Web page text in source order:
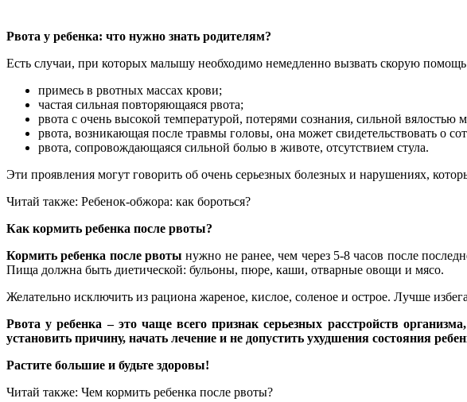
Рвота у ребенка: что нужно знать родителям?
Есть случаи, при которых малышу необходимо немедленно вызвать скорую
примесь в рвотных массах крови;
частая сильная повторяющаяся рвота;
рвота с очень высокой температурой, потерями сознания, сильной вялостью
рвота, возникающая после травмы головы, она может свидетельствовать о
рвота, сопровождающаяся сильной болью в животе, отсутствием стула.
Эти проявления могут говорить об очень серьезных болезных и нарушениях,
Читай также: Ребенок-обжора: как бороться?
Как кормить ребенка после рвоты?
Кормить ребенка после рвоты нужно не ранее, чем через 5-8 часов после
Пища должна быть диетической: бульоны, пюре, каши, отварные овощи и мясо.
Желательно исключить из рациона жареное, кислое, соленое и острое. Лучше
Рвота у ребенка – это чаще всего признак серьезных расстройств
установить причину, начать лечение и не допустить ухудшения состояния
Растите большие и будьте здоровы!
Читай также: Чем кормить ребенка после рвоты?